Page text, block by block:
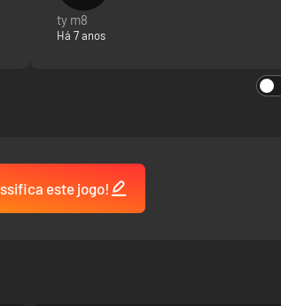
ty m8
Há 7 anos
este jogo!